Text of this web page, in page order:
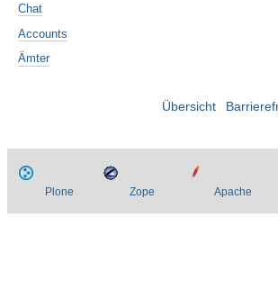
Chat
Accounts
Ämter
Übersicht
Plone Zope Apache